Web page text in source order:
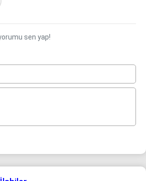
sen yap!